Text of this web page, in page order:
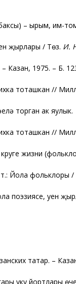
– ырым, им-
җырлары / Төз. И.
Казан, 1975. – Б.
тоташкан //
торган ак яулык.
тоташкан //
жизни
Йола фольклоры /
поэзиясе, уен
татар. –
уку йортлары